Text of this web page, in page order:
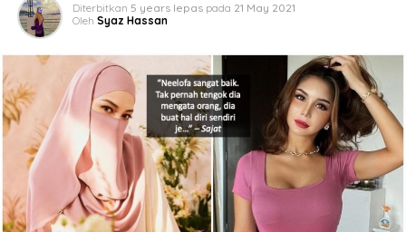
Diterbitkan 5 years lepas pada 21 May 2021
Oleh Syaz Hassan